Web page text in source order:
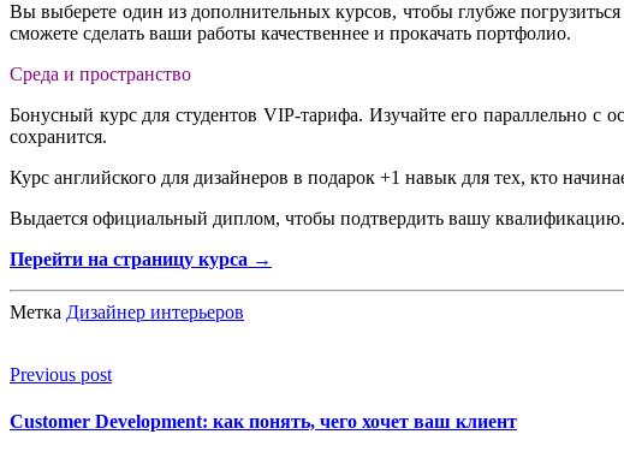
Вы выберете один из дополнительных курсов, чтобы глубже
сможете сделать ваши работы качественнее и прокачать портфолио.
Среда и пространство
Бонусный курс для студентов VIP-тарифа. Изучайте его параллельно с
сохранится.
Курс английского для дизайнеров в подарок +1 навык для тех, кто
Выдается официальный диплом, чтобы подтвердить вашу квалификацию.
Перейти на страницу курса →
Метка Дизайнер интерьеров
Previous post
Customer Development: как понять, чего хочет ваш клиент